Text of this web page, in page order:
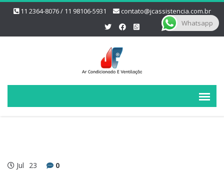
11 2364-8076 / 11 98106-5931 contato@jcassistencia.com.br
Jul 23 0
Whatsapp